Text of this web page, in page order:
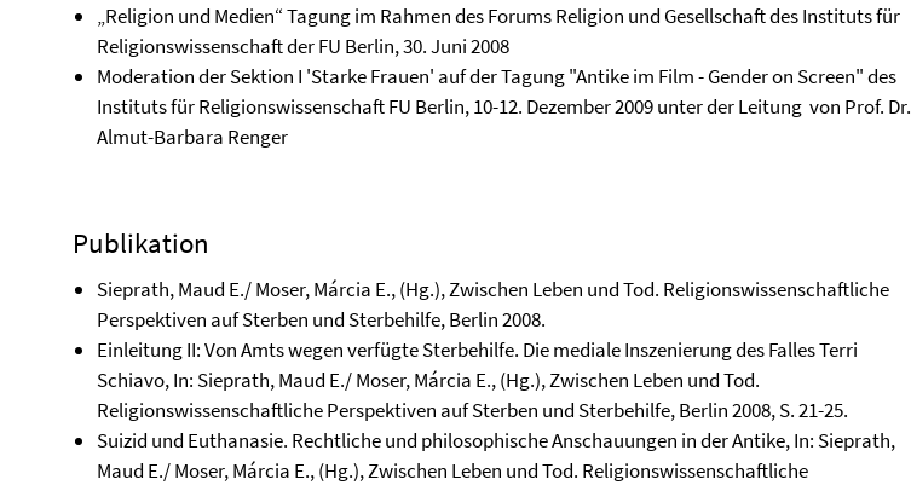
„Religion und Medien“ Tagung im Rahmen des Forums Religion und Gesellschaft des Instituts für
Religionswissenschaft der FU Berlin, 30. Juni 2008
Moderation der Sektion I 'Starke Frauen' auf der Tagung "Antike im Film - Gender on Screen" des
Instituts für Religionswissenschaft FU Berlin, 10-12. Dezember 2009 unter der Leitung von Prof. Dr.
Almut-Barbara Renger
Publikation
Sieprath, Maud E./ Moser, Márcia E., (Hg.), Zwischen Leben und Tod. Religionswissenschaftliche
Perspektiven auf Sterben und Sterbehilfe, Berlin 2008.
Einleitung II: Von Amts wegen verfügte Sterbehilfe. Die mediale Inszenierung des Falles Terri
Schiavo, In: Sieprath, Maud E./ Moser, Márcia E., (Hg.), Zwischen Leben und Tod.
Religionswissenschaftliche Perspektiven auf Sterben und Sterbehilfe, Berlin 2008, S. 21-25.
Suizid und Euthanasie. Rechtliche und philosophische Anschauungen in der Antike, In: Sieprath,
Maud E./ Moser, Márcia E., (Hg.), Zwischen Leben und Tod. Religionswissenschaftliche